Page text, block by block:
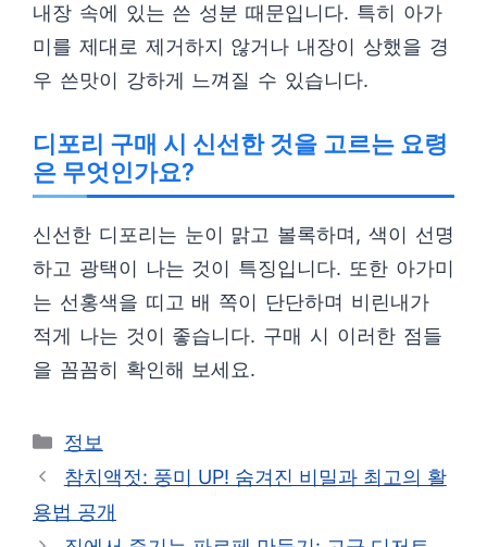
내장 속에 있는 쓴 성분 때문입니다. 특히 아가
미를 제대로 제거하지 않거나 내장이 상했을 경
우 쓴맛이 강하게 느껴질 수 있습니다.
디포리 구매 시 신선한 것을 고르는 요령
은 무엇인가요?
신선한 디포리는 눈이 맑고 볼록하며, 색이 선명
하고 광택이 나는 것이 특징입니다. 또한 아가미
는 선홍색을 띠고 배 쪽이 단단하며 비린내가
적게 나는 것이 좋습니다. 구매 시 이러한 점들
을 꼼꼼히 확인해 보세요.
카
테
리
정보
참치액젓: 풍미 UP! 숨겨진 비밀과 최고의 활
용법 공개